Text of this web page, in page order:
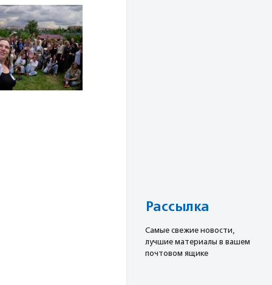
Рассылка
Cамые свежие новости,
лучшие материалы в вашем
почтовом ящике